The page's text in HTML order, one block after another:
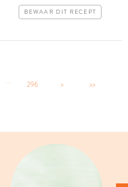
BEWAAR DIT RECEPT
... 296 > >>